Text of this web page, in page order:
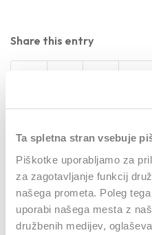
Ta spletna stran vsebuje
Piškotke uporabljamo za
za zagotavljanje funkcij
našega prometa. Poleg
uporabi našega mesta z
družbenih medijev,
Share this entry
Leave a Reply